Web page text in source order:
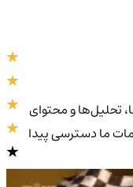
تحلیل‌ها و محتوای
ما دسترسی پیدا